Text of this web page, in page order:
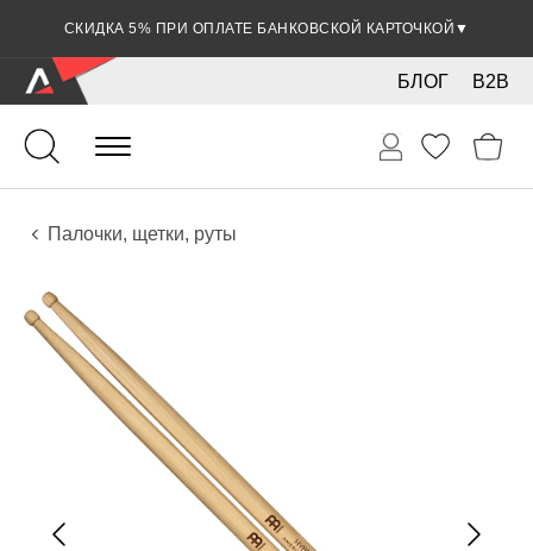
СКИДКА 5% ПРИ ОПЛАТЕ БАНКОВСКОЙ КАРТОЧКОЙ ▼
B2B
БЛОГ
Ударные
Перкуссия
Аксессуары
Палочки, щетки, руты